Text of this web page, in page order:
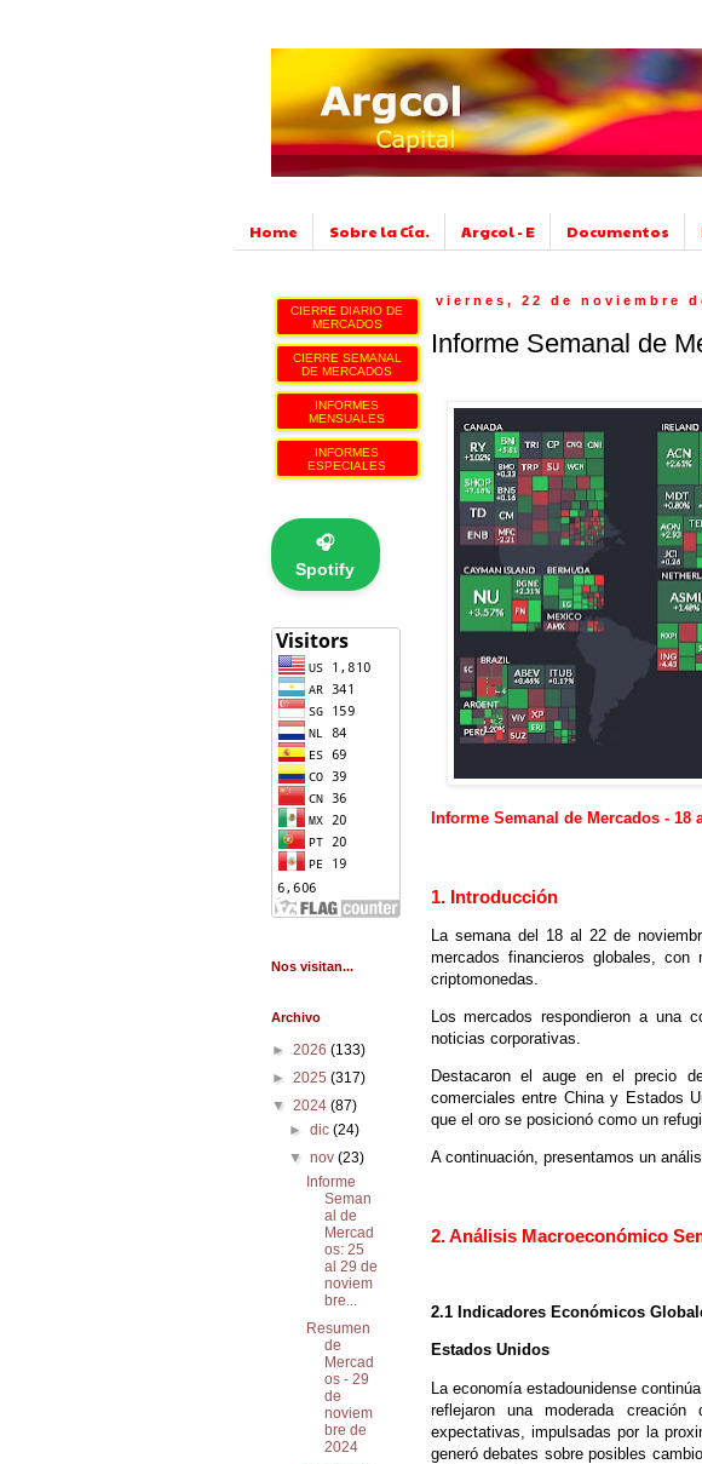
Home Sobre la Cía. Argcol - E Documentos
viernes, 22 de noviembre
Informe Semanal de
Informe Semanal de Mercados - 18
1. Introducción
La semana del 18 al 22 de
mercados financieros globales,
criptomonedas.
Los mercados respondieron a una
noticias corporativas.
Destacaron el auge en el precio
comerciales entre China y Estados
que el oro se posicionó como un
A continuación, presentamos un
2. Análisis Macroeconómico
2.1 Indicadores Económicos
Estados Unidos
La economía estadounidense
reflejaron una moderada
expectativas, impulsadas por la
generó debates sobre posibles
CIERRE DIARIO DE
MERCADOS
CIERRE SEMANAL
DE MERCADOS
INFORMES
MENSUALES
INFORMES
ESPECIALES
🎧
Spotify
Nos visitan...
Archivo
► 2026 (133)
► 2025 (317)
▼ 2024 (87)
► dic (24)
▼ nov (23)
Informe
Seman
al de
Mercad
os: 25
al 29 de
noviem
bre...
Resumen
de
Mercad
os - 29
de
noviem
bre de
2024